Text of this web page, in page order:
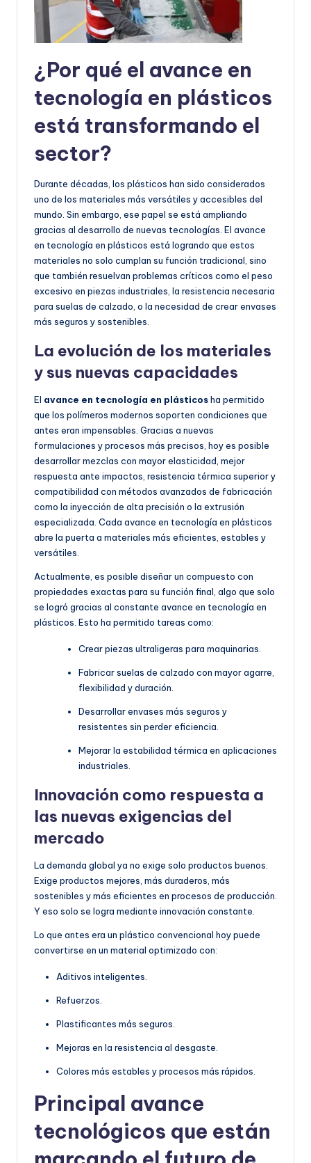
¿Por qué el avance en
tecnología en plásticos
está transformando el
sector?
Durante décadas, los plásticos han sido considerados
uno de los materiales más versátiles y accesibles del
mundo. Sin embargo, ese papel se está ampliando
gracias al desarrollo de nuevas tecnologías. El avance
en tecnología en plásticos está logrando que estos
materiales no solo cumplan su función tradicional, sino
que también resuelvan problemas críticos como el peso
excesivo en piezas industriales, la resistencia necesaria
para suelas de calzado, o la necesidad de crear envases
más seguros y sostenibles.
La evolución de los materiales
y sus nuevas capacidades
El avance en tecnología en plásticosha permitido
que los polímeros modernos soporten condiciones que
antes eran impensables. Gracias a nuevas
formulaciones y procesos más precisos, hoy es posible
desarrollar mezclas con mayor elasticidad, mejor
respuesta ante impactos, resistencia térmica superior y
compatibilidad con métodos avanzados de fabricación
como la inyección de alta precisión o la extrusión
especializada. Cada avance en tecnología en plásticos
abre la puerta a materiales más eficientes, estables y
versátiles.
Actualmente, es posible diseñar un compuesto con
propiedades exactas para su función final, algo que solo
se logró gracias al constante avance en tecnología en
plásticos. Esto ha permitido tareas como:
Crear piezas ultraligeras para maquinarias.
Fabricar suelas de calzado con mayor agarre,
flexibilidad y duración.
Desarrollar envases más seguros y
resistentes sin perder eficiencia.
Mejorar la estabilidad térmica en aplicaciones
industriales.
Innovación como respuesta a
las nuevas exigencias del
mercado
La demanda global ya no exige solo productos buenos.
Exige productos mejores, más duraderos, más
sostenibles y más eficientes en procesos de producción.
Y eso solo se logra mediante innovación constante.
Lo que antes era un plástico convencional hoy puede
convertirse en un material optimizado con:
Aditivos inteligentes.
Refuerzos.
Plastificantes más seguros.
Mejoras en la resistencia al desgaste.
Colores más estables y procesos más rápidos.
Principal avance
tecnológicos que están